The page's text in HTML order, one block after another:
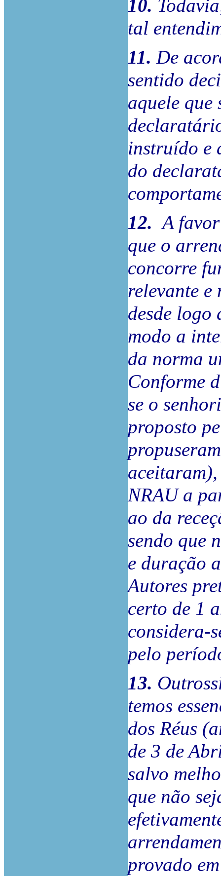
10.
tal
11.De
sentido
aquele
instruído e
do
12. A
que o
concorre
relevante
desde logo
modo a
da norma
Conforme
se o
proposto
NRAU a
ao da
sendo que
e duração
Autores
certo de 1
considera-
pelo
13.
temos
dos Réus
de 3 de
salvo
que não
provado